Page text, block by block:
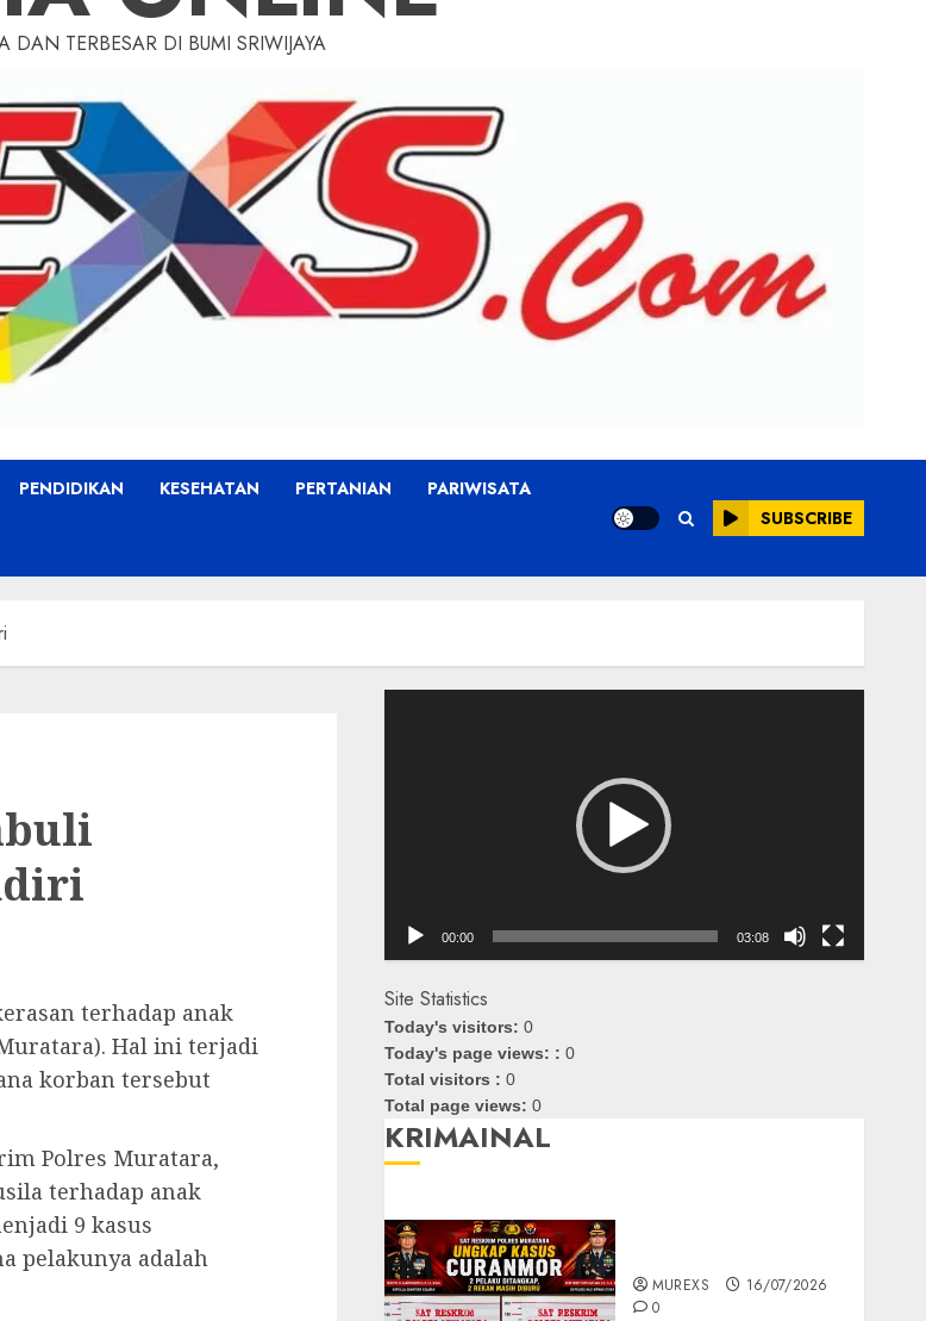
DAN TERBESAR DI BUMI SRIWIJAYA
PENDIDIKAN KESEHATAN PERTANIAN PARIWISATA
SUBSCRIBE
terhadap anak
Hal ini terjadi
korban tersebut
Polres Muratara,
terhadap anak
9 kasus
pelakunya adalah
00:00 03:08
Site Statistics
Today's visitors: 0
Today's page views: : 0
Total visitors : 0
Total page views: 0
KRIMAINAL
MUREXS
16/07/2026
0